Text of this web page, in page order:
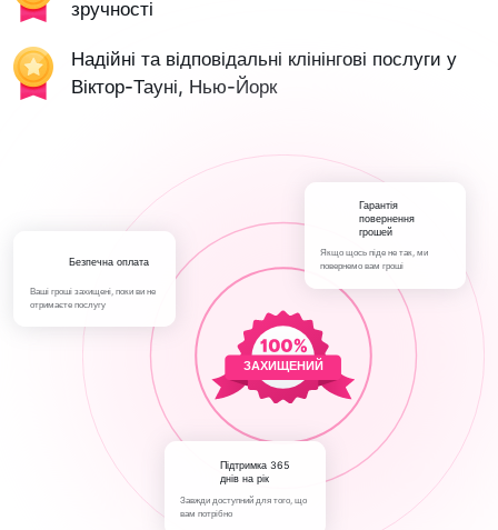
зручності
Надійні та відповідальні клінінгові послуги у
Віктор-Тауні, Нью-Йорк
ЗАХИЩЕНИЙ
Безпечна оплата
Ваші гроші захищені, поки ви не
отримаєте послугу
Гарантія
повернення
грошей
Якщо щось піде не так, ми
повернемо вам гроші
Підтримка 365
днів на рік
Завжди доступний для того, що
вам потрібно